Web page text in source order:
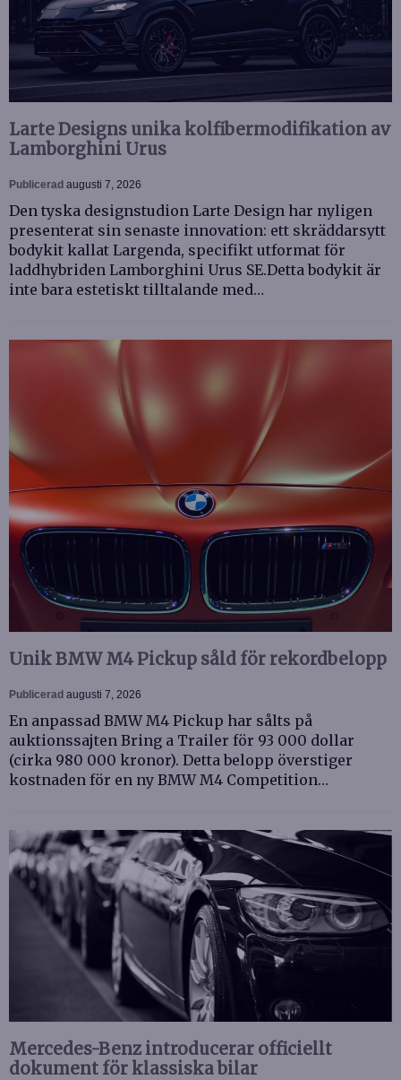
Larte Designs unika kolfibermodifikation av
Lamborghini Urus
Publicerad augusti 7, 2026
Den tyska designstudion Larte Design har nyligen
presenterat sin senaste innovation: ett skräddarsytt
bodykit kallat Largenda, specifikt utformat för
laddhybriden Lamborghini Urus SE.Detta bodykit är
inte bara estetiskt tilltalande med…
Unik BMW M4 Pickup såld för rekordbelopp
Publicerad augusti 7, 2026
En anpassad BMW M4 Pickup har sålts på
auktionssajten Bring a Trailer för 93 000 dollar
(cirka 980 000 kronor). Detta belopp överstiger
kostnaden för en ny BMW M4 Competition…
Mercedes-Benz introducerar officiellt
dokument för klassiska bilar